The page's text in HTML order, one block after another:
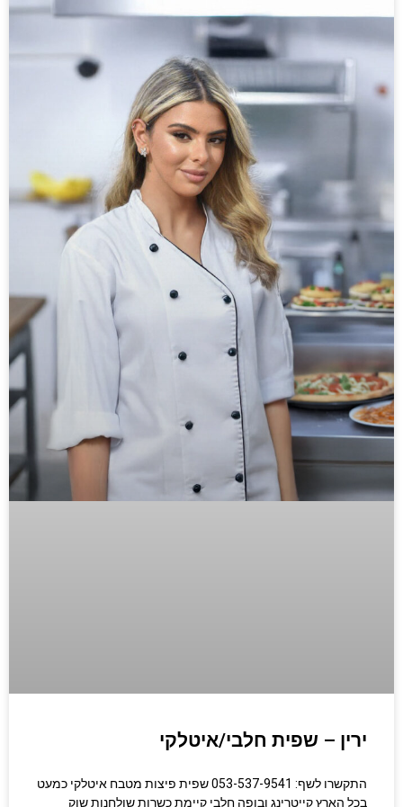
ירין – שפית חלבי/איטלקי
התקשרו לשף: 053-537-9541 שפית פיצות מטבח איטלקי כמעט
בכל הארץ קייטרינג ובופה חלבי קיימת כשרות שולחנות שוק